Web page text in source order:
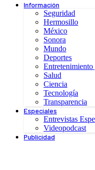
Información
Seguridad
Hermosillo
México
Sonora
Mundo
Deportes
Salud
Ciencia
Tecnología
Transparencia
Especiales
Entrevistas
Videopodcast
Publicidad